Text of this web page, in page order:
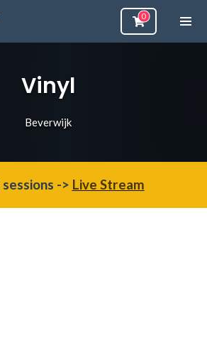
Vinyl
Beverwijk
-> Live Stream